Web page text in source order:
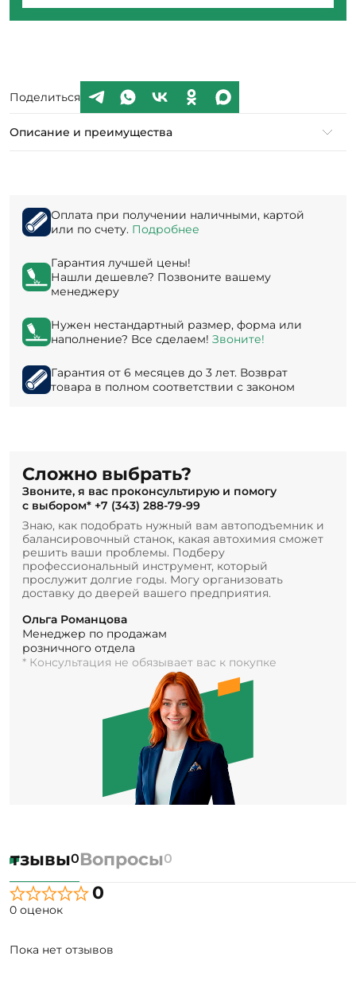
Поделиться
Описание и преимущества
Оплата при получении наличными, картой
или по счету. Подробнее
Гарантия лучшей цены!
Нашли дешевле? Позвоните вашему
менеджеру
Нужен нестандартный размер, форма или
наполнение? Все сделаем! Звоните!
Гарантия от 6 месяцев до 3 лет. Возврат
товара в полном соответствии с законом
Сложно выбрать?
Звоните, я вас проконсультирую и помогу
с выбором* +7 (343) 288-79-99
Знаю, как подобрать нужный вам автоподъемник и
балансировочный станок, какая автохимия сможет
решить ваши проблемы. Подберу
профессиональный инструмент, который
прослужит долгие годы. Могу организовать
доставку до дверей вашего предприятия.
Ольга Романцова
Менеджер по продажам
розничного отдела
* Консультация не обязывает вас к покупке
0Вопросы0
0
0 оценок
Пока нет отзывов